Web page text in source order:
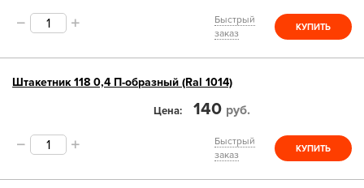
Быстрый
заказ
КУПИТЬ
Штакетник 118 0,4 П-образный (Ral 1014)
Цена 140 руб.
Быстрый
заказ
КУПИТЬ